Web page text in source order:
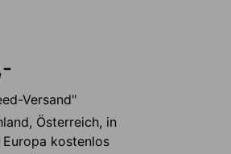
Versand"
Österreich, in
kostenlos